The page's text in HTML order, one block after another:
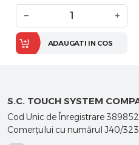
− +
ADAUGATI IN COS
S.C. TOUCH SYSTEM
Cod Unic de Înregistrare
Comerţului cu numărul J40/